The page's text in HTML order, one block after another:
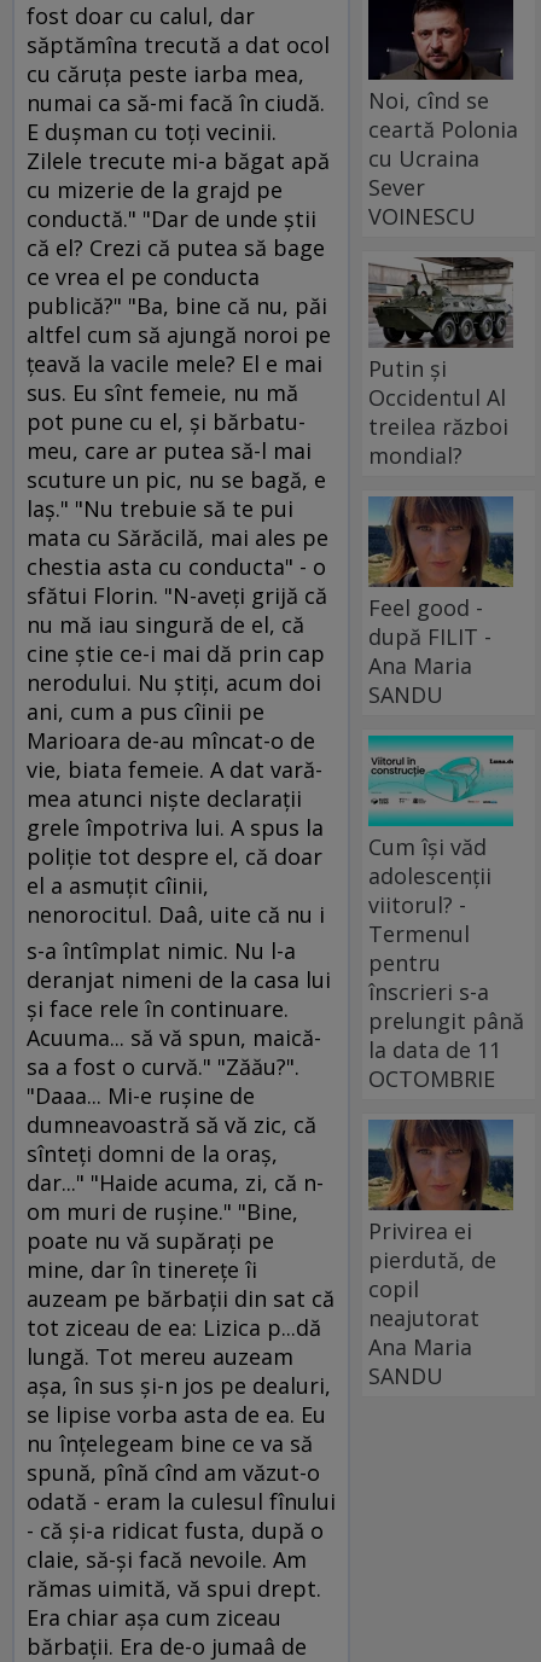
fost doar cu calul, dar
săptămîna trecută a dat ocol
cu căruţa peste iarba mea,
numai ca să-mi facă în ciudă.
E duşman cu toţi vecinii.
Zilele trecute mi-a băgat apă
cu mizerie de la grajd pe
conductă." "Dar de unde ştii
că el? Crezi că putea să bage
ce vrea el pe conducta
publică?" "Ba, bine că nu, păi
altfel cum să ajungă noroi pe
ţeavă la vacile mele? El e mai
sus. Eu sînt femeie, nu mă
pot pune cu el, şi bărbatu-
meu, care ar putea să-l mai
scuture un pic, nu se bagă, e
laş." "Nu trebuie să te pui
mata cu Sărăcilă, mai ales pe
chestia asta cu conducta" - o
sfătui Florin. "N-aveţi grijă că
nu mă iau singură de el, că
cine ştie ce-i mai dă prin cap
nerodului. Nu ştiţi, acum doi
ani, cum a pus cîinii pe
Marioara de-au mîncat-o de
vie, biata femeie. A dat vară-
mea atunci nişte declaraţii
grele împotriva lui. A spus la
poliţie tot despre el, că doar
el a asmuţit cîinii,
nenorocitul. Daâ, uite că nu i
s-a întîmplat nimic. Nu l-a
deranjat nimeni de la casa lui
şi face rele în continuare.
Acuuma... să vă spun, maică-
sa a fost o curvă." "Zăău?".
"Daaa... Mi-e ruşine de
dumneavoastră să vă zic, că
sînteţi domni de la oraş,
dar..." "Haide acuma, zi, că n-
om muri de ruşine." "Bine,
poate nu vă supăraţi pe
mine, dar în tinereţe îi
auzeam pe bărbaţii din sat că
tot ziceau de ea: Lizica p...dă
lungă. Tot mereu auzeam
aşa, în sus şi-n jos pe dealuri,
se lipise vorba asta de ea. Eu
nu înţelegeam bine ce va să
spună, pînă cînd am văzut-o
odată - eram la culesul fînului
- că şi-a ridicat fusta, după o
claie, să-şi facă nevoile. Am
rămas uimită, vă spui drept.
Era chiar aşa cum ziceau
bărbaţii. Era de-o jumaâ de
Noi, cînd se
ceartă Polonia
cu Ucraina
Sever
VOINESCU
Putin și
Occidentul Al
treilea război
mondial?
Feel good -
după FILIT -
Ana Maria
SANDU
Cum își văd
adolescenții
viitorul? -
Termenul
pentru
înscrieri s-a
prelungit până
la data de 11
OCTOMBRIE
Privirea ei
pierdută, de
copil
neajutorat
Ana Maria
SANDU